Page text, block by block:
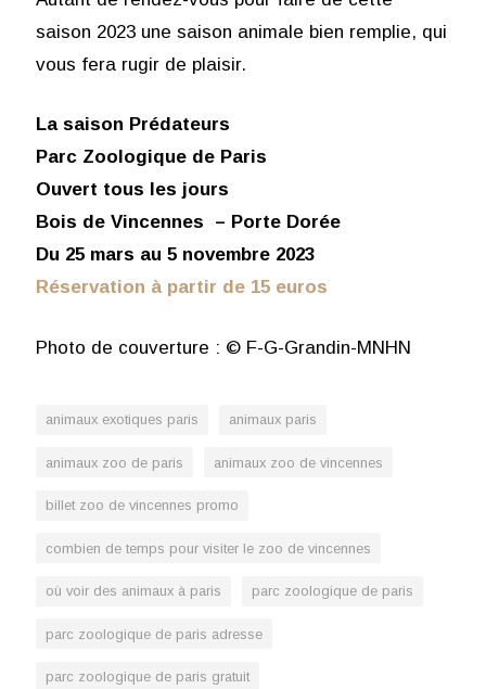
saison 2023 une saison animale bien remplie, qui
vous fera rugir de plaisir.
La saison Prédateurs
Parc Zoologique de Paris
Ouvert tous les jours
Bois de Vincennes – Porte Dorée
Du 25 mars au 5 novembre 2023
Réservation à partir de 15 euros
Photo de couverture : © F-G-Grandin-MNHN
animaux exotiques paris animaux paris
animaux zoo de paris animaux zoo de vincennes
billet zoo de vincennes promo
combien de temps pour visiter le zoo de vincennes
où voir des animaux à paris parc zoologique de paris
parc zoologique de paris adresse
parc zoologique de paris gratuit